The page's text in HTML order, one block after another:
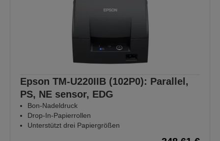
Epson TM-U220IIB (102P0): Parallel,
PS, NE sensor, EDG
Bon-Nadeldruck
Drop-In-Papierrollen
Unterstützt drei Papiergrößen